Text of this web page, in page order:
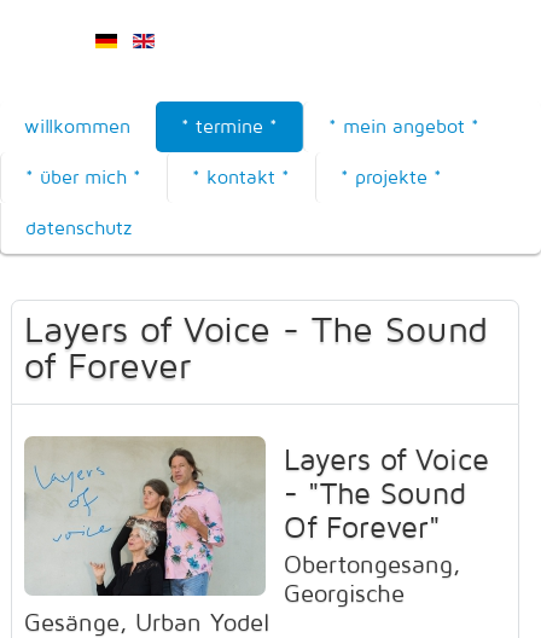
willkommen * termine * * mein angebot *
* über mich * * kontakt * * projekte *
datenschutz
Layers of Voice - The Sound
of Forever
Layers of Voice
- "The Sound
Of Forever"
Obertongesang,
Georgische
Gesänge, Urban Yodel